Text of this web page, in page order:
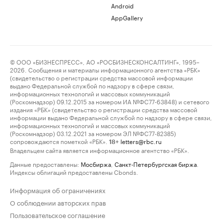
Android
AppGallery
© ООО «БИЗНЕСПРЕСС», АО «РОСБИЗНЕСКОНСАЛТИНГ», 1995–
2026. Сообщения и материалы информационного агентства «РБК»
(свидетельство о регистрации средства массовой информации
выдано Федеральной службой по надзору в сфере связи,
информационных технологий и массовых коммуникаций
(Роскомнадзор) 09.12.2015 за номером ИА №ФС77-63848) и сетевого
издания «РБК» (свидетельство о регистрации средства массовой
информации выдано Федеральной службой по надзору в сфере связи,
информационных технологий и массовых коммуникаций
(Роскомнадзор) 03.12.2021 за номером ЭЛ №ФС77-82385)
сопровождаются пометкой «РБК».
18+ letters@rbc.ru
Владельцем сайта является информационное агентство «РБК».
Данные предоставлены: Мосбиржа Санкт-Петербургская биржа
Индексы облигаций предоставлены Cbonds.
Информация об ограничениях
О соблюдении авторских прав
Пользовательское соглашение